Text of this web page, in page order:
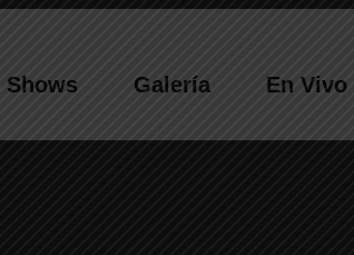
Shows Galería En Vivo